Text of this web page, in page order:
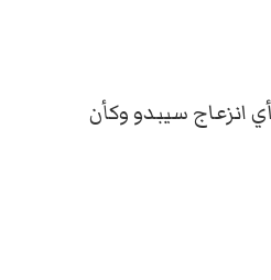
انزعاج سيبدو وكأن